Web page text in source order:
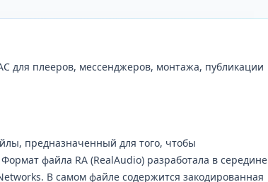
для плееров, мессенджеров, монтажа, публикации
предназначенный для того, чтобы
файла RA (RealAudio) разработала в середине
В самом файле содержится закодированная